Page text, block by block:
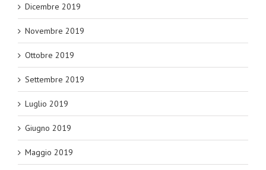
Dicembre 2019
Novembre 2019
Ottobre 2019
Settembre 2019
Luglio 2019
Giugno 2019
Maggio 2019